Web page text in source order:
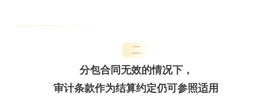
二
分包合同无效的情况下，
审计条款作为结算约定仍可参照适用